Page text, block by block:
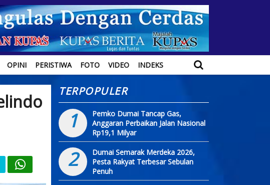
OPINI PERISTIWA FOTO VIDEO INDEKS
TERPOPULER
1
Pemko Dumai Tancap Gas,
Anggaran Perbaikan Jalan Nasional
Rp19,1 Milyar
2
Dumai Semarak Merdeka 2026,
Pesta Rakyat Terbesar Sebulan
Penuh